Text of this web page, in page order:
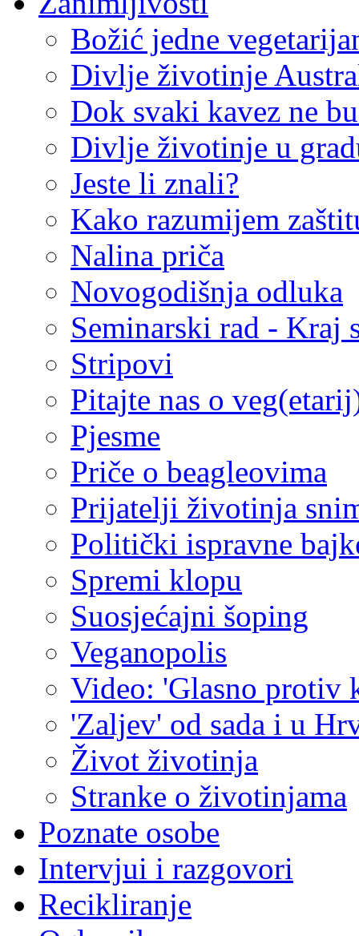
Božić jedne
Divlje životinje
Dok svaki kavez ne
Divlje životinje u
Jeste li znali?
Kako razumijem
Nalina priča
Novogodišnja odluka
Seminarski rad - Kraj
Stripovi
Pitajte nas o
Pjesme
Priče o beagleovima
Prijatelji životinja
Politički ispravne
Spremi klopu
Suosjećajni šoping
Veganopolis
Video: 'Glasno protiv
'Zaljev' od sada i u
Život životinja
Stranke o životinjama
Poznate osobe
Intervjui i razgovori
Recikliranje